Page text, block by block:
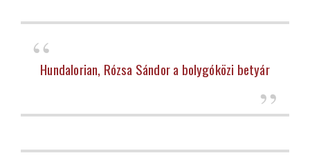
Hundalorian, Rózsa Sándor a bolygóközi betyár